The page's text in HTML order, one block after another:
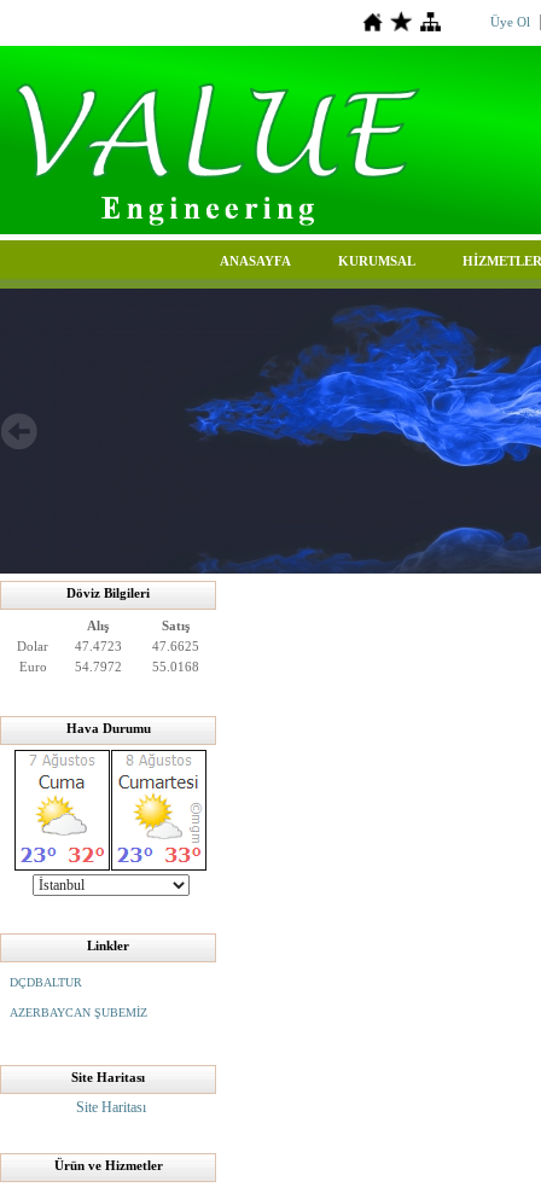
Üye Ol
ANASAYFA KURUMSAL
Döviz Bilgileri
Alış
Satış
Dolar
47.4723
47.6625
Euro
54.7972 55.0168
Hava Durumu
Linkler
DÇDBALTUR
AZERBAYCAN ŞUBEMİZ
Site Haritası
Site Haritası
Ürün ve Hizmetler